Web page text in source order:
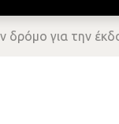
δρόμο για την